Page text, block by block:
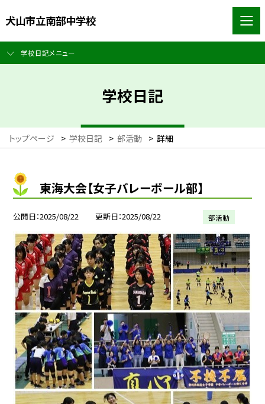
犬山市立南部中学校
学校日記メニュー
学校日記
トップページ > 学校日記 > 部活動 > 詳細
東海大会【女子バレーボール部】
公開日 2025/08/22 更新日 2025/08/22 部活動